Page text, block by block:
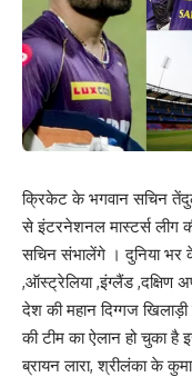
क्रिकेट के भगवान सचिन
से इंटरनेशनल मास्टर्स लीग
सचिन संभालेंगे । दुनिया भर
,ऑस्ट्रेलिया ,इंग्लैंड
देश की महान दिग्गज
की टीम का ऐलान हो चुका
ब्रायन लारा, श्रीलंका के